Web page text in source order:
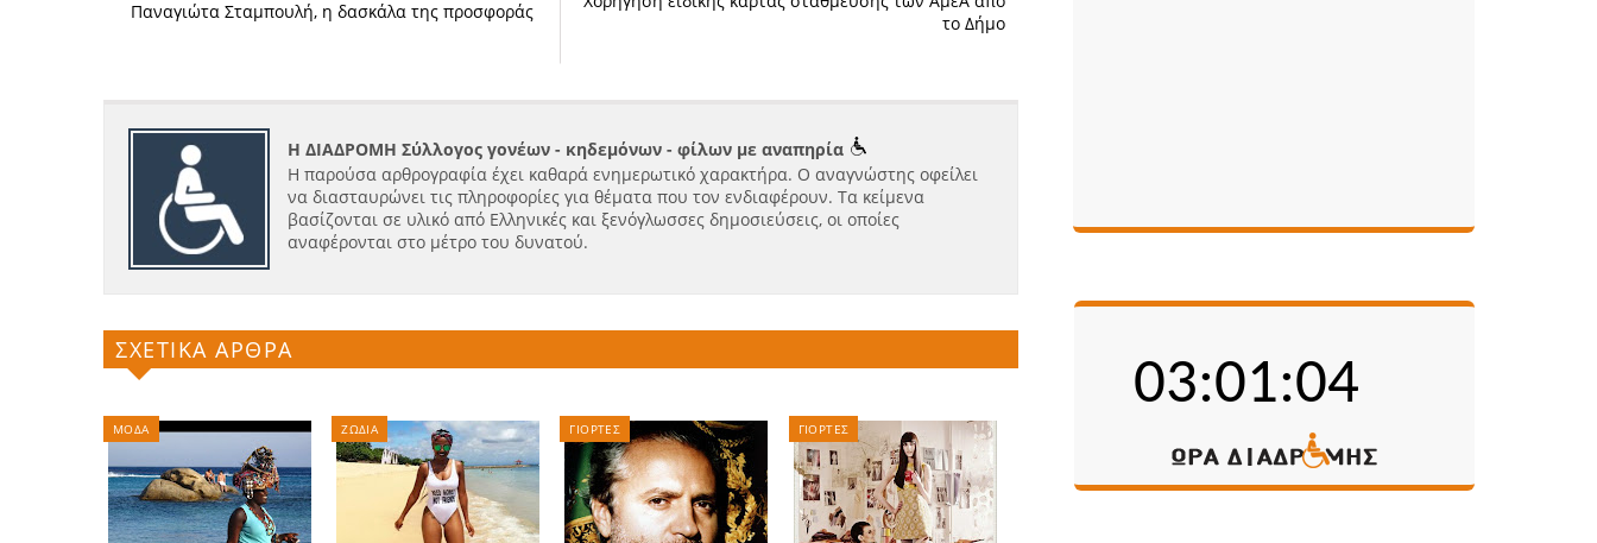
Παναγιώτα Σταμπουλή, η δασκάλα της προσφοράς
το Δήμο
Η ΔΙΑΔΡΟΜΗ Σύλλογος γονέων - κηδεμόνων - φίλων με αναπηρία
Η παρούσα αρθρογραφία έχει καθαρά ενημερωτικό χαρακτήρα. Ο αναγνώστης οφείλει
να διασταυρώνει τις πληροφορίες για θέματα που τον ενδιαφέρουν. Τα κείμενα
βασίζονται σε υλικό από Ελληνικές και ξενόγλωσσες δημοσιεύσεις, οι οποίες
αναφέρονται στο μέτρο του δυνατού.
ΣΧΕΤΙΚΑ ΑΡΘΡΑ
ΜΟΔΑ ΖΩΔΙΑ ΓΙΟΡΤΕΣ ΓΙΟΡΤΕΣ